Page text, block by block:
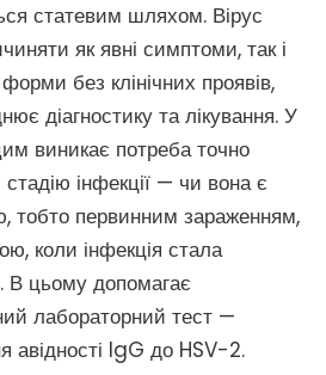
статевим шляхом. Вірус
як явні симптоми, так і
без клінічних проявів,
діагностику та лікування. У
виникає потреба точно
інфекції — чи вона є
тобто первинним зараженням,
коли інфекція стала
В цьому допомагає
лабораторний тест —
авідності IgG до HSV-2.